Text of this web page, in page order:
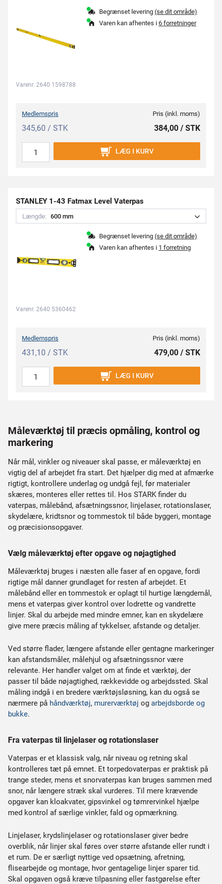
Begrænset levering (se dit område)
Varen kan afhentes i 6 forretninger
Varenr. 2640 1598788
Medlemspris
345,60 / STK
Pris (inkl. moms)
384,00 / STK
LÆG I KURV
STANLEY 1-43 Fatmax Level Vaterpas
Længde: 600 mm
Begrænset levering (se dit område)
Varen kan afhentes i 1 forretning
Varenr. 2640 5360462
Medlemspris
431,10 / STK
Pris (inkl. moms)
479,00 / STK
LÆG I KURV
Måleværktøj til præcis opmåling, kontrol og
markering
Når mål, vinkler og niveauer skal passe, er måleværktøj en
vigtig del af arbejdet fra start. Det hjælper dig med at afmærke
rigtigt, kontrollere underlag og undgå fejl, før materialer
skæres, monteres eller rettes til. Hos STARK finder du
vaterpas, målebånd, afsætningssnor, linjelaser, rotationslaser,
skydelære, kridtsnor og tommestok til både byggeri, montage
og præcisionsopgaver.
Vælg måleværktøj efter opgave og nøjagtighed
Måleværktøj bruges i næsten alle faser af en opgave, fordi
rigtige mål danner grundlaget for resten af arbejdet. Et
målebånd eller en tommestok er oplagt til hurtige længdemål,
mens et vaterpas giver kontrol over lodrette og vandrette
linjer. Skal du arbejde med mindre emner, kan en skydelære
give mere præcis måling af tykkelser, afstande og detaljer.
Ved større flader, længere afstande eller gentagne markeringer
kan afstandsmåler, målehjul og afsætningssnor være
relevante. Her handler valget om at finde et værktøj, der
passer til både nøjagtighed, rækkevidde og arbejdssted. Skal
måling indgå i en bredere værktøjsløsning, kan du også se
nærmere på håndværktøj, murerværktøj og arbejdsborde og
bukke.
Fra vaterpas til linjelaser og rotationslaser
Vaterpas er et klassisk valg, når niveau og retning skal
kontrolleres tæt på emnet. Et torpedovaterpas er praktisk på
trange steder, mens et snorvaterpas kan bruges sammen med
snor, når længere stræk skal vurderes. Til mere krævende
opgaver kan kloakvater, gipsvinkel og tømrervinkel hjælpe
med kontrol af særlige vinkler, fald og opmærkning.
Linjelaser, krydslinjelaser og rotationslaser giver bedre
overblik, når linjer skal føres over større afstande eller rundt i
et rum. De er særligt nyttige ved opsætning, afretning,
flisearbejde og montage, hvor gentagelige linjer sparer tid.
Skal opgaven også kræve tilpasning eller fastgørelse efter